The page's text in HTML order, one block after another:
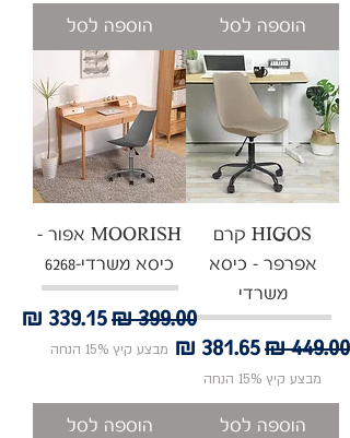
הוספה לסל הוספה לסל
HIGOS קרם
אפרפר - כיסא
משרדי
מחיר רגילמחיר מבצע
מבצע קיץ 15% הנחה
הוספה לסל
MOORISH אפור -
כיסא משרדי-6268
מחיר רגילמחיר
מבצע קיץ 15% הנחה
הוספה לסל